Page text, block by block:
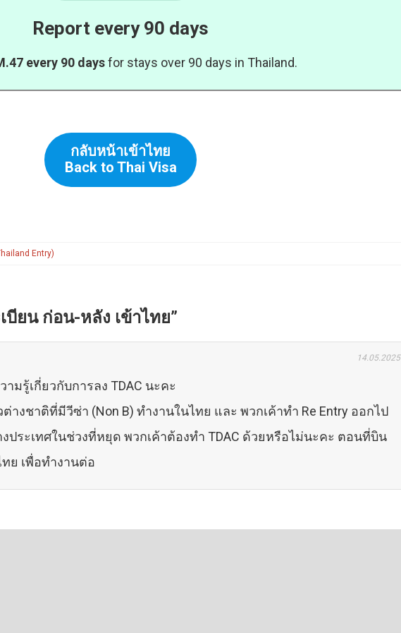
Report every 90 days
every 90 daysfor stays over 90 days in Thailand.
กลับหน้าเข้าไทย
Back to Thai Visa
Entry)
บียน ก่อน-หลัง เข้าไทย”
14.05.2025
มรู้เกี่ยวกับการลง TDAC นะคะ
างชาติที่มีวีซ่า (Non B) ทำงานในไทย และ พวกเค้าทำ Re Entry ออกไป
งประเทศในช่วงที่หยุด พวกเค้าต้องทำ TDAC ด้วยหรือไม่นะคะ ตอนที่บิน
ย เพื่อทำงานต่อ